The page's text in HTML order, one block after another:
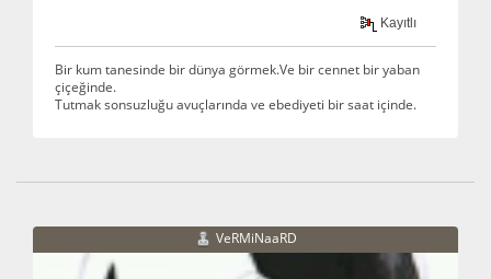
Kayıtlı
Bir kum tanesinde bir dünya görmek.Ve bir cennet bir yaban
çiçeğinde.
Tutmak sonsuzluğu avuçlarında ve ebediyeti bir saat içinde.
VeRMiNaaRD